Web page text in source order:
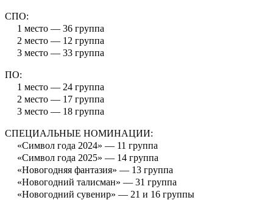
СПО:
1 место — 36 группа
2 место — 12 группа
3 место — 33 группа
ПО:
1 место — 24 группа
2 место — 17 группа
3 место — 18 группа
СПЕЦИАЛЬНЫЕ НОМИНАЦИИ:
«Символ года 2024» — 11 группа
«Символ года 2025» — 14 группа
«Новогодняя фантазия» — 13 группа
«Новогодний талисман» — 31 группа
«Новогодний сувенир» — 21 и 16 группы